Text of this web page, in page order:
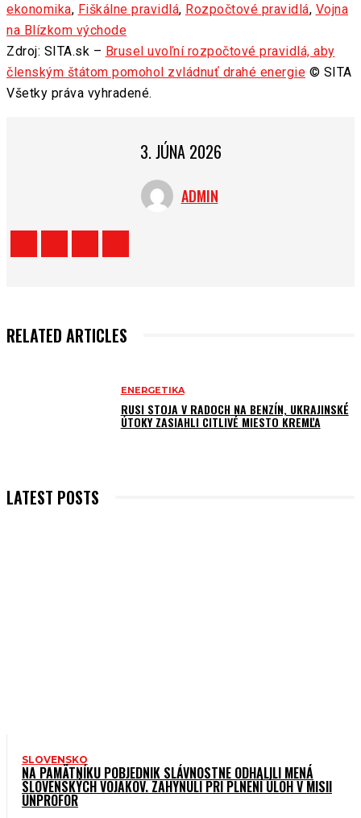
ekonomika, Fiškálne pravidlá, Rozpočtové pravidlá, Vojna
na Blízkom východe
Zdroj: SITA.sk – Brusel uvoľní rozpočtové pravidlá, aby
členským štátom pomohol zvládnuť drahé energie © SITA
Všetky práva vyhradené.
3. JÚNA 2026
ADMIN
RELATED ARTICLES
ENERGETIKA
RUSI STOJA V RADOCH NA BENZÍN, UKRAJINSKÉ
ÚTOKY ZASIAHLI CITLIVÉ MIESTO KREMĽA
LATEST POSTS
SLOVENSKO
NA PAMÄTNÍKU POBJEDNIK SLÁVNOSTNE ODHALILI MENÁ
SLOVENSKÝCH VOJAKOV. ZAHYNULI PRI PLNENÍ ÚLOH V MISII
UNPROFOR